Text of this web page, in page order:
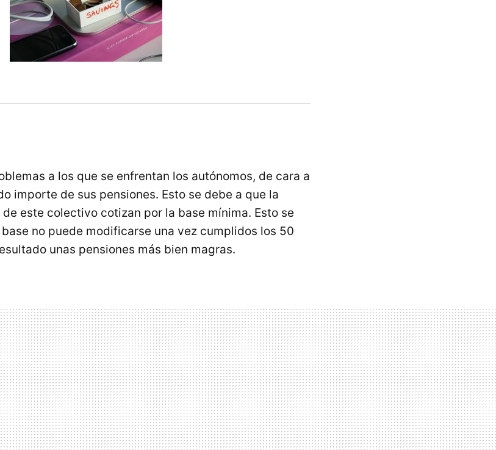
a los que se enfrentan los autónomos, de cara a
importe de sus pensiones. Esto se debe a que la
este colectivo cotizan por la base mínima. Esto se
no puede modificarse una vez cumplidos los 50
unas pensiones más bien magras.